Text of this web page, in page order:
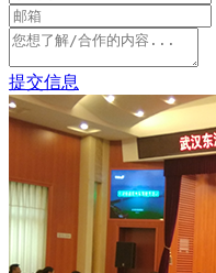
提交信息